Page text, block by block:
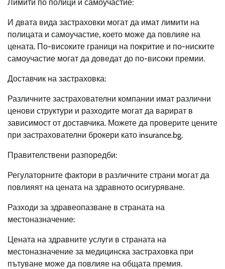
Лимити по полици и самоучастие:
И двата вида застраховки могат да имат лимити на
полицата и самоучастие, което може да повлияе на
цената. По-високите граници на покритие и по-ниските
самоучастие могат да доведат до по-високи премии.
Доставчик на застраховка:
Различните застрахователни компании имат различни
ценови структури и разходите могат да варират в
зависимост от доставчика. Можете да проверите цените
при застрахователни брокери като insurance.bg.
Правителствени разпоредби:
Регулаторните фактори в различните страни могат да
повлияят на цената на здравното осигуряване.
Разходи за здравеопазване в страната на
местоназначение:
Цената на здравните услуги в страната на
местоназначение за медицинска застраховка при
пътуване може да повлияе на общата премия.